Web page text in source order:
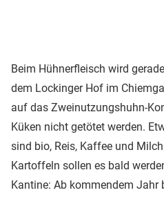
Beim Hühnerfleisch wird
dem Lockinger Hof im
auf das Zweinutzungshuhn-
Küken nicht getötet werden.
sind bio, Reis, Kaffee und
Kartoffeln sollen es bald
Kantine: Ab kommendem Jahr